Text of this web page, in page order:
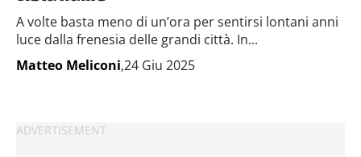
A volte basta meno di un’ora per sentirsi lontani anni
luce dalla frenesia delle grandi città. In...
Matteo Meliconi,24 Giu 2025